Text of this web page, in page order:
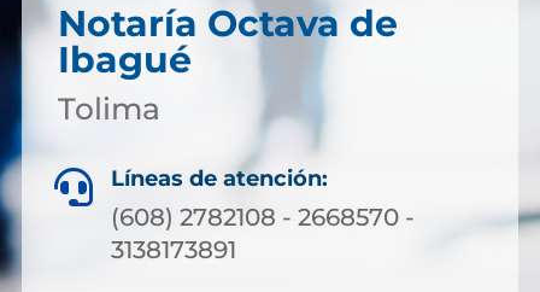
Notaría Octava de
Ibagué
Tolima
 Líneas de atención:
(608) 2782108 - 2668570 -
3138173891